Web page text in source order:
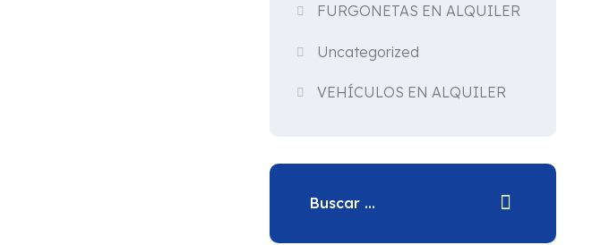
FURGONETAS EN ALQUILER
Uncategorized
VEHÍCULOS EN ALQUILER